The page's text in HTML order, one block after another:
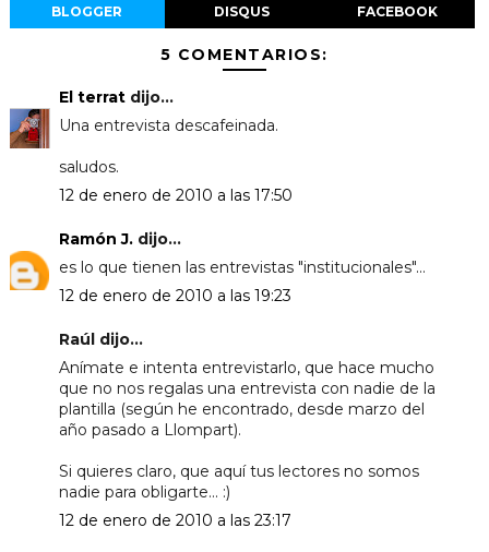
BLOGGER DISQUS FACEBOOK
5 COMENTARIOS:
El terratdijo...
Una entrevista descafeinada.
saludos.
12 de enero de 2010 a las 17:50
Ramón J.dijo...
es lo que tienen las entrevistas "institucionales"...
12 de enero de 2010 a las 19:23
Raúl dijo...
Anímate e intenta entrevistarlo, que hace mucho
que no nos regalas una entrevista con nadie de la
plantilla (según he encontrado, desde marzo del
año pasado a Llompart).
Si quieres claro, que aquí tus lectores no somos
nadie para obligarte... :)
12 de enero de 2010 a las 23:17